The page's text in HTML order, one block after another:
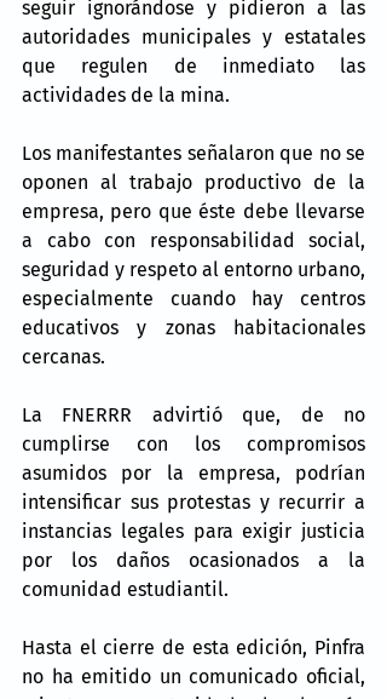
seguir ignorándose y pidieron a las
autoridades municipales y estatales
que regulen de inmediato las
actividades de la mina.
Los manifestantes señalaron que no se
oponen al trabajo productivo de la
empresa, pero que éste debe llevarse
a cabo con responsabilidad social,
seguridad y respeto al entorno urbano,
especialmente cuando hay centros
educativos y zonas habitacionales
cercanas.
La FNERRR advirtió que, de no
cumplirse con los compromisos
asumidos por la empresa, podrían
intensificar sus protestas y recurrir a
instancias legales para exigir justicia
por los daños ocasionados a la
comunidad estudiantil.
Hasta el cierre de esta edición, Pinfra
no ha emitido un comunicado oficial,